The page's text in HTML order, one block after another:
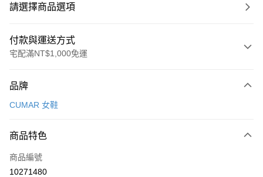
請選擇商品選項
付款與運送方式
宅配滿NT$1,000免運
信用卡一次付款
Apple Pay
街口支付
品牌
CUMAR 女鞋
商品特色
商品編號
10271480